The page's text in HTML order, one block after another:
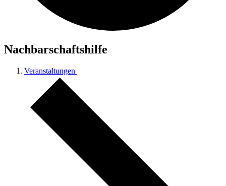
Nachbarschaftshilfe
Veranstaltungen